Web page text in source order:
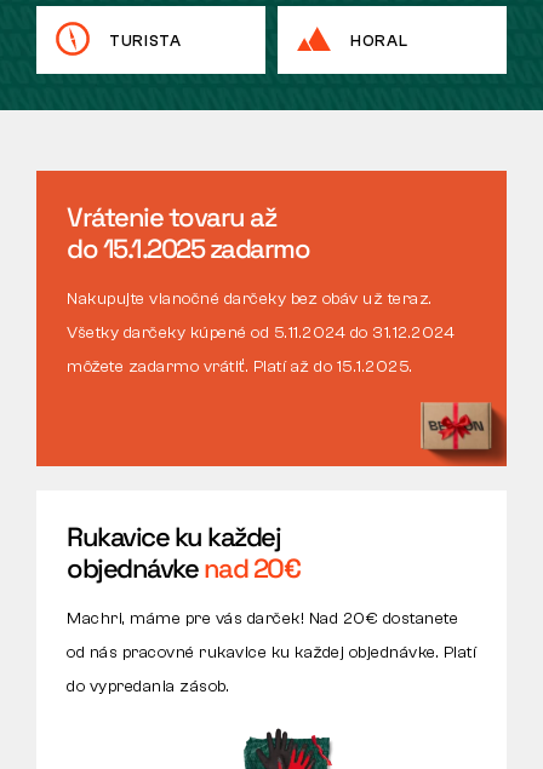
TURISTA HORAL
Vrátenie tovaru až
do 15.1.2025 zadarmo
Nakupujte vianočné darčeky bez obáv už teraz.
Všetky darčeky kúpené od 5.11.2024 do 31.12.2024
môžete zadarmo vrátiť. Platí až do 15.1.2025.
Rukavice ku každej
objednávkenad 2O€
Machri, máme pre vás darček! Nad 20€ dostanete
od nás pracovné rukavice ku každej objednávke. Platí
do vypredania zásob.